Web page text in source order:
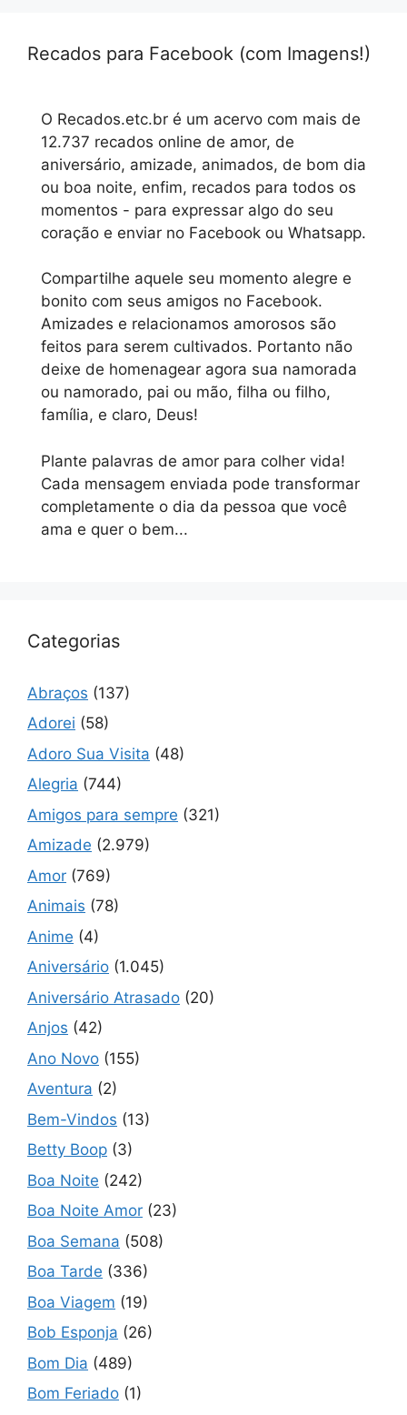
Recados para Facebook (com Imagens!)
O Recados.etc.br é um acervo com mais de
12.737 recados online de amor, de
aniversário, amizade, animados, de bom dia
ou boa noite, enfim, recados para todos os
momentos - para expressar algo do seu
coração e enviar no Facebook ou Whatsapp.
Compartilhe aquele seu momento alegre e
bonito com seus amigos no Facebook.
Amizades e relacionamos amorosos são
feitos para serem cultivados. Portanto não
deixe de homenagear agora sua namorada
ou namorado, pai ou mão, filha ou filho,
família, e claro, Deus!
Plante palavras de amor para colher vida!
Cada mensagem enviada pode transformar
completamente o dia da pessoa que você
ama e quer o bem...
Categorias
Abraços (137)
Adorei (58)
Adoro Sua Visita (48)
Alegria (744)
Amigos para sempre (321)
Amizade (2.979)
Amor (769)
Animais (78)
Anime (4)
Aniversário (1.045)
Aniversário Atrasado (20)
Anjos (42)
Ano Novo (155)
Aventura (2)
Bem-Vindos (13)
Betty Boop (3)
Boa Noite (242)
Boa Noite Amor (23)
Boa Semana (508)
Boa Tarde (336)
Boa Viagem (19)
Bob Esponja (26)
Bom Dia (489)
Bom Feriado (1)